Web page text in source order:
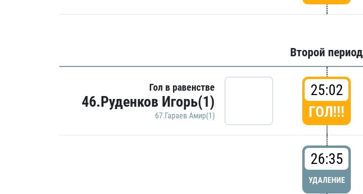
Второй период
Гол в равенстве
46.Руденков Игорь(1)
67.Гараев Амир(1)
25:02
ГОЛ!!!
26:35
УДАЛЕНИЕ